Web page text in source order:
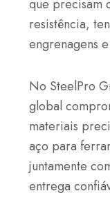
que precisam
resistência,
engrenagens
No SteelPro
global
materiais
aço para
juntamente
entrega